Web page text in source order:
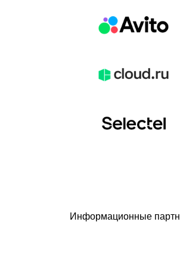
Информационные